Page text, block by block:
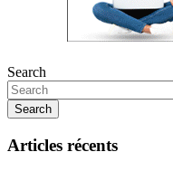
Search
Search
Articles récents